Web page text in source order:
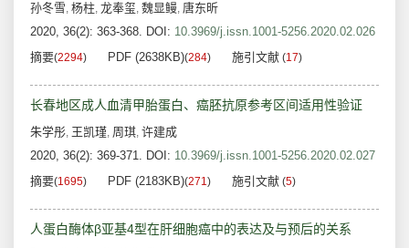
孙冬雪, 杨柱, 龙奉玺, 魏显鳗, 唐东昕
2020, 36(2): 363-368. DOI: 10.3969/j.issn.1001-5256.2020.02.026
摘要(2294) PDF (2638KB)(284) 施引文献 (17)
长春地区成人血清甲胎蛋白、癌胚抗原参考区间适用性验证
朱学彤, 王凯瑾, 周琪, 许建成
2020, 36(2): 369-371. DOI: 10.3969/j.issn.1001-5256.2020.02.027
摘要(1695) PDF (2183KB)(271) 施引文献 (5)
人蛋白酶体β亚基4型在肝细胞癌中的表达及与预后的关系